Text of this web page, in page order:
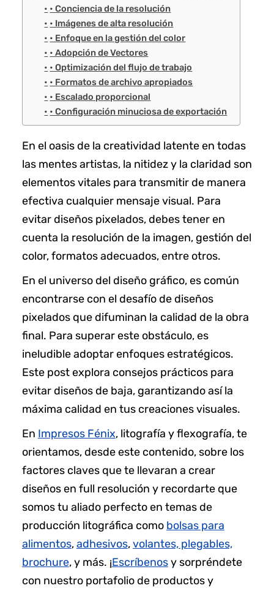
• Conciencia de la resolución
• Imágenes de alta resolución
• Enfoque en la gestión del color
• Adopción de Vectores
• Optimización del flujo de trabajo
• Formatos de archivo apropiados
• Escalado proporcional
• Configuración minuciosa de exportación
En el oasis de la creatividad latente en todas
las mentes artistas, la nitidez y la claridad son
elementos vitales para transmitir de manera
efectiva cualquier mensaje visual. Para
evitar diseños pixelados, debes tener en
cuenta la resolución de la imagen, gestión del
color, formatos adecuados, entre otros.
En el universo del diseño gráfico, es común
encontrarse con el desafío de diseños
pixelados que difuminan la calidad de la obra
final. Para superar este obstáculo, es
ineludible adoptar enfoques estratégicos.
Este post explora consejos prácticos para
evitar diseños de baja, garantizando así la
máxima calidad en tus creaciones visuales.
En Impresos Fénix, litografía y flexografía, te
orientamos, desde este contenido, sobre los
factores claves que te llevaran a crear
diseños en full resolución y recordarte que
somos tu aliado perfecto en temas de
producción litográfica como bolsas para
alimentos,adhesivos,volantes, plegables,
brochure, y más. ¡Escríbenosy sorpréndete
con nuestro portafolio de productos y